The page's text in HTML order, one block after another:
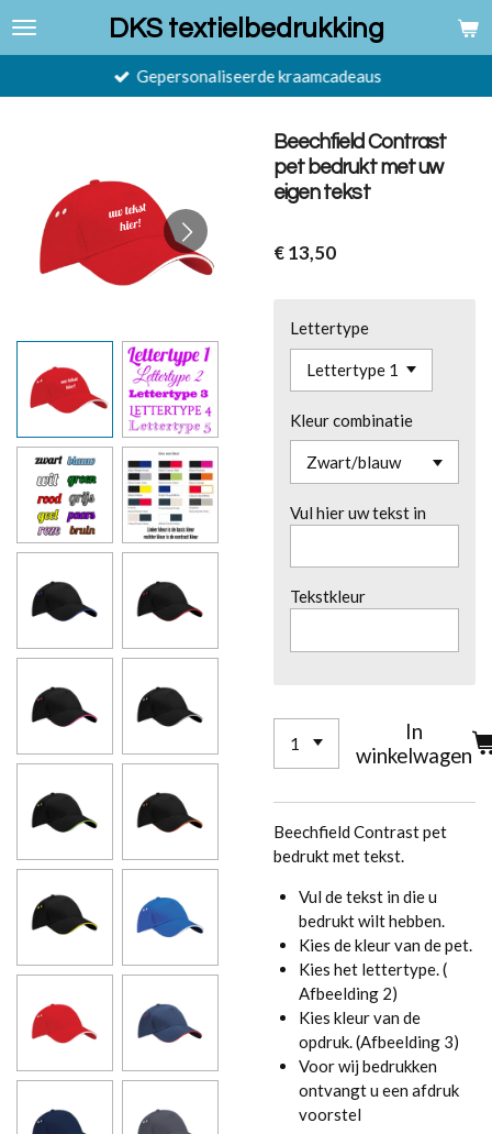
Ga
de
DKS textielbedrukking
Gepersonaliseerde kraamcadeaus
Beechfield Contrast
pet bedrukt met uw
eigen tekst
€ 13,50
Lettertype
Kleur combinatie
Vul hier uw tekst in
Tekstkleur
In
winkelwagen
Beechfield Contrast pet
bedrukt met tekst.
Vul de tekst in die u
bedrukt wilt hebben.
Kies de kleur van de pet.
Kies het lettertype. (
Afbeelding 2)
Kies kleur van de
opdruk. (Afbeelding 3)
Voor wij bedrukken
ontvangt u een afdruk
voorstel